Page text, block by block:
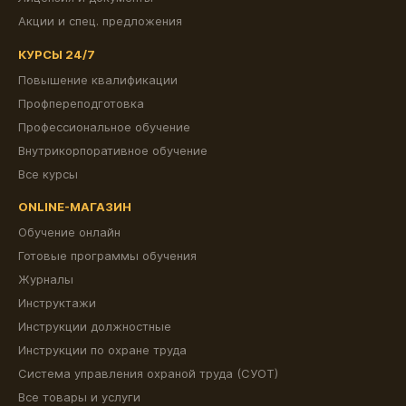
Акции и спец. предложения
КУРСЫ 24/7
Повышение квалификации
Профпереподготовка
Профессиональное обучение
Внутрикорпоративное обучение
Все курсы
ONLINE-МАГАЗИН
Обучение онлайн
Готовые программы обучения
Журналы
Инструктажи
Инструкции должностные
Инструкции по охране труда
Система управления охраной труда (СУОТ)
Все товары и услуги